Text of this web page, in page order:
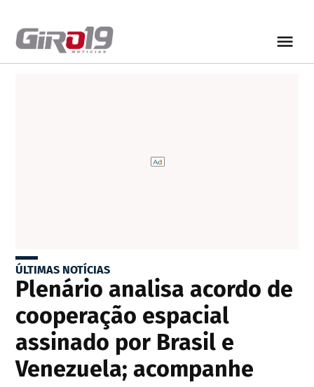
ÚLTIMAS NOTÍCIAS
Plenário analisa acordo de
cooperação espacial
assinado por Brasil e
Venezuela; acompanhe